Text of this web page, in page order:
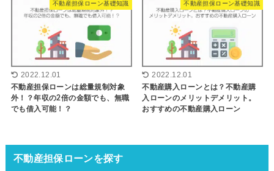
不動産担保ローン基礎知識
2022.12.01
不動産担保ローンは総量規制対象
外！？年収の2倍の金額でも、無職
でも借入可能！？
不動産担保ローン基礎知識
2022.12.01
不動産購入ローンとは？不動産購
入ローンのメリットデメリット。
おすすめの不動産購入ローン
不動産担保ローンを探す